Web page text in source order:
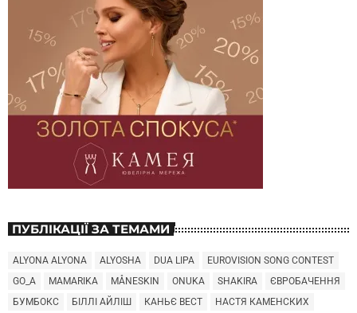
ПУБЛІКАЦІЇ ЗА ТЕМАМИ
ALYONA ALYONA ALYOSHA DUA LIPA
EUROVISION SONG CONTEST
GO_A
MAMARIKA MÅNESKIN ONUKA SHAKIRA
ЄВРОБАЧЕННЯ
БУМБОКС
БІЛЛІ АЙЛІШ КАНЬЄ ВЕСТ
НАСТЯ КАМЕНСКИХ